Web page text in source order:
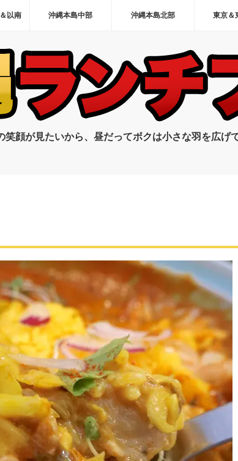
以南 沖縄本島中部 沖縄本島北部 東京＆
笑顔が見たいから、昼だってボクは小さな羽を広げ